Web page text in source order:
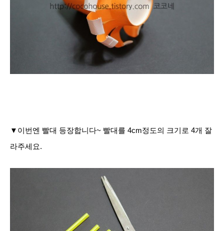
▼이번엔 빨대 등장합니다~ 빨대를 4cm정도의
크기로 4개 잘
라주세요.